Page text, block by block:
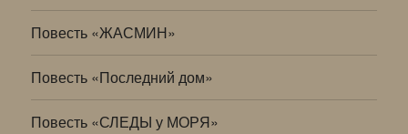
Повесть «ЖАСМИН»
Повесть «Последний дом»
Повесть «СЛЕДЫ у МОРЯ»